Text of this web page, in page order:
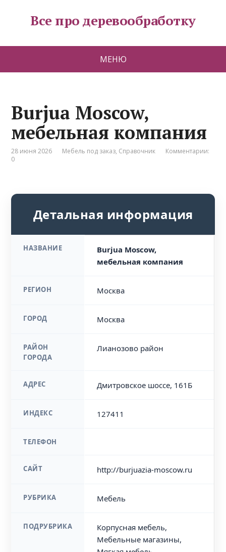
Все про деревообработку
МЕНЮ
Burjua Moscow,
мебельная компания
28 июня 2026 Мебель под заказ, Справочник
Комментарии:
0
Детальная информация
НАЗВАНИЕ
Burjua Moscow,
мебельная компания
РЕГИОН Москва
ГОРОД Москва
РАЙОН
ГОРОДА
Лианозово район
АДРЕС Дмитровское шоссе, 161Б
ИНДЕКС 127411
ТЕЛЕФОН
САЙТ http://burjuazia-moscow.ru
РУБРИКА Мебель
ПОДРУБРИКА
Корпусная мебель,
Мебельные магазины,